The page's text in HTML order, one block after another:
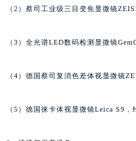
（2）蔡司工业级三目变焦显微镜
（3）全光谱LED数码检测显微镜
（4）德国蔡司复消色差体视显微镜
（5）德国徕卡体视显微镜Leica S9，